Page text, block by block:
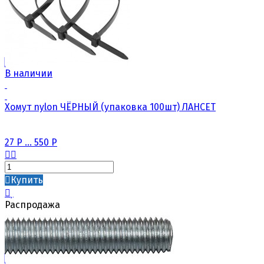
В наличии
Хомут nylon ЧЁРНЫЙ (упаковка 100шт) ЛАНСЕТ
27 Р ... 550 Р
Купить
Распродажа